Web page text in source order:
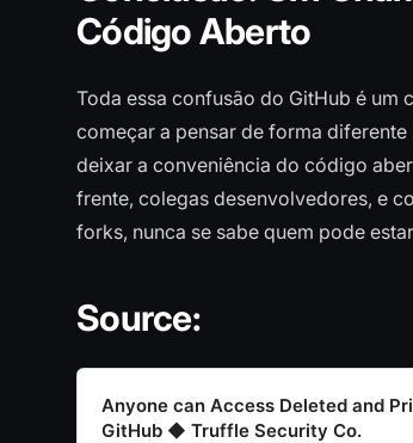
Código Aberto
Toda essa confusão do GitHub é um
começar a pensar de forma
deixar a conveniência do código
frente, colegas desenvolvedores, e
forks, nunca se sabe quem pode
Source:
Anyone can Access Deleted and
GitHub ◆ Truffle Security Co.